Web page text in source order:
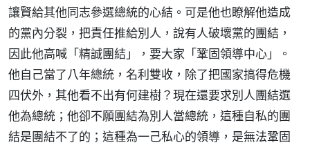
讓賢給其他同志參選總統的心結。可是他也瞭解他造成
的黨內分裂，把責任推給別人，說有人破壞黨的團結，
因此他高喊「精誠團結」，要大家「鞏固領導中心」。
他自己當了八年總統，名利雙收，除了把國家搞得危機
四伏外，其他看不出有何建樹？現在還要求別人團結選
他為總統；他卻不願團結為別人當總統，這種自私的團
結是團結不了的；這種為一己私心的領導，是無法鞏固